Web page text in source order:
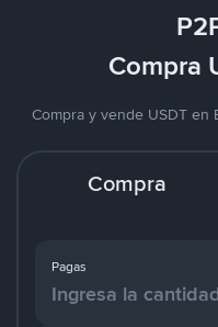
Compra
Compra y vende USDT en
Compra
Pagas